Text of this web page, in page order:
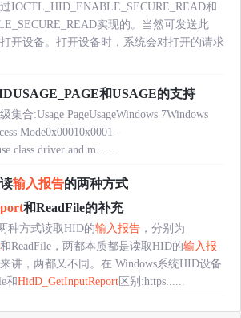
IOCTL_HID_ENABLE_SECURE_READ和
实现的。当然可发送此
开设备。打开设备时，系统会对打开的请求
和USAGE的支持
集合:Usage PageUsageWindows 7Windows
Mode0x00010x0001 -
class driver and m......
输入报告的两种方式
和ReadFile的补充
种方式读取HID的输入报告 ，分别为
和ReadFile，两都本质都是读取HID的输入报
讲，两都又不同。在 Windows系统HID设备
和HidD_GetInputReport 区别:https......